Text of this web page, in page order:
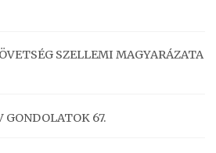
SZELLEMI MAGYARÁZATA
GONDOLATOK 67.